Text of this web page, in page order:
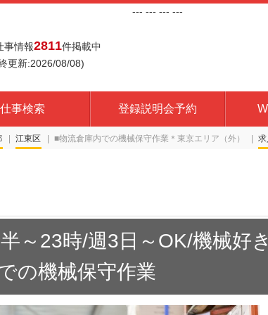
--- --- --- ---
事情報2811件掲載中
更新:2026/08/08)
仕事検索 登録説明会予約
江東区 ■物流倉庫内での機械保守作業＊東京エリア（外）
～23時/週3日～OK/機械好
の機械保守作業